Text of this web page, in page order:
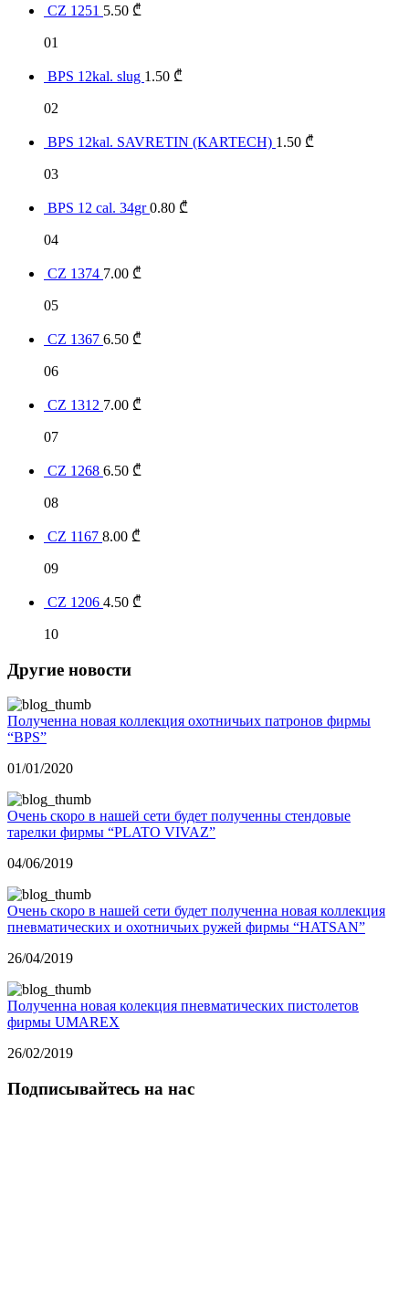
CZ 1251 5.50 ₾
01
BPS 12kal. slug 1.50 ₾
02
BPS 12kal. SAVRETIN (KARTECH) 1.50 ₾
03
BPS 12 cal. 34gr0.80 ₾
04
CZ 1374 7.00 ₾
05
CZ 1367 6.50 ₾
06
CZ 1312 7.00 ₾
07
CZ 1268 6.50 ₾
08
CZ 1167 8.00 ₾
09
CZ 1206 4.50 ₾
10
Другие новости
Полученна новая коллекция охотничьих патронов фирмы
“BPS”
01/01/2020
Очень скоро в нашей сети будет полученны стендовые
тарелки фирмы “PLATO VIVAZ”
04/06/2019
Очень скоро в нашей сети будет полученна новая коллекция
пневматических и охотничьих ружей фирмы “HATSAN”
26/04/2019
Полученна новая колекция пневматических пистолетов
фирмы UMAREX
26/02/2019
Подписывайтесь на нас